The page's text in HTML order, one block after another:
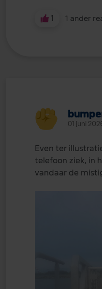
1 1 ander
01 juni
Even ter
telefoon ziek, in
vandaar de